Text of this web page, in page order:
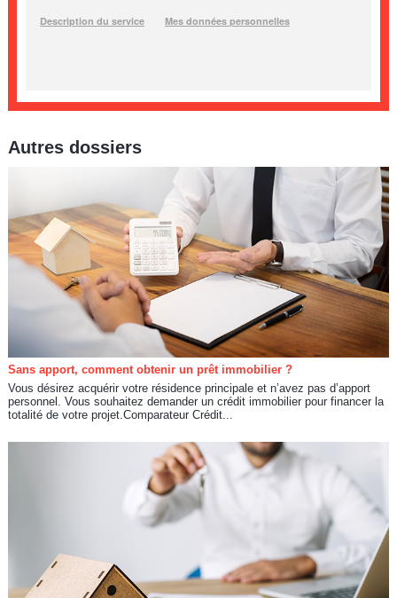
Autres dossiers
Sans apport, comment obtenir un prêt immobilier ?
Vous désirez acquérir votre résidence principale et n’avez pas d’apport
personnel. Vous souhaitez demander un crédit immobilier pour financer la
totalité de votre projet.Comparateur Crédit...